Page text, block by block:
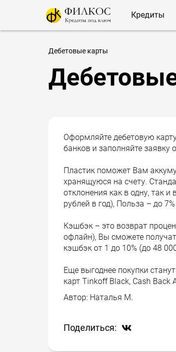
Кредиты
Дебетовые карты
Оформляйте дебетовую
банков и заполняйте заявку
Пластик поможет Вам
хранящуюся на счету.
отклонения как в одну, так и
рублей в год), Польза – до
Кэшбэк – это возврат
офлайн), Вы сможете
кэшбэк от 1 до 10% (до 48
Еще выгоднее покупки
карт Tinkoff Black, Cash
Автор: Наталья М.
Поделиться: